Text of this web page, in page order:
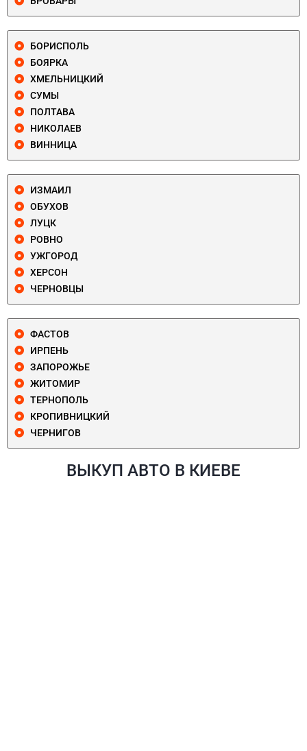
БОРИСПОЛЬ
БОЯРКА
ХМЕЛЬНИЦКИЙ
СУМЫ
ПОЛТАВА
НИКОЛАЕВ
ВИННИЦА
ИЗМАИЛ
ОБУХОВ
ЛУЦК
РОВНО
УЖГОРОД
ХЕРСОН
ЧЕРНОВЦЫ
ФАСТОВ
ИРПЕНЬ
ЗАПОРОЖЬЕ
ЖИТОМИР
ТЕРНОПОЛЬ
КРОПИВНИЦКИЙ
ЧЕРНИГОВ
ВЫКУП АВТО В КИЕВЕ